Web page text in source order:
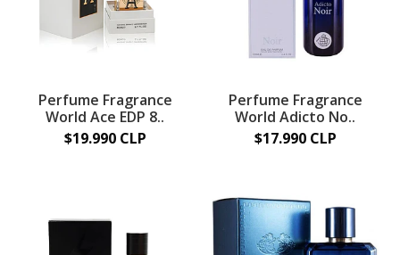
Perfume Fragrance
World Ace EDP 8..
$19.990 CLP
Perfume Fragrance
World Adicto No..
$17.990 CLP